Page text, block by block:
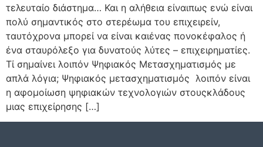
τελευταίο διάστημα… Και η αλήθεια είναιπως ενώ είναι
πολύ σημαντικός στο στερέωμα του επιχειρείν,
ταυτόχρονα μπορεί να είναι καιένας πονοκέφαλος ή
ένα σταυρόλεξο για δυνατούς λύτες – επιχειρηματίες.
Τί σημαίνει λοιπόν Ψηφιακός Μετασχηματισμός με
απλά λόγια; Ψηφιακός μετασχηματισμός λοιπόν είναι
η αφομοίωση ψηφιακών τεχνολογιών στουςκλάδους
μιας επιχείρησης […]